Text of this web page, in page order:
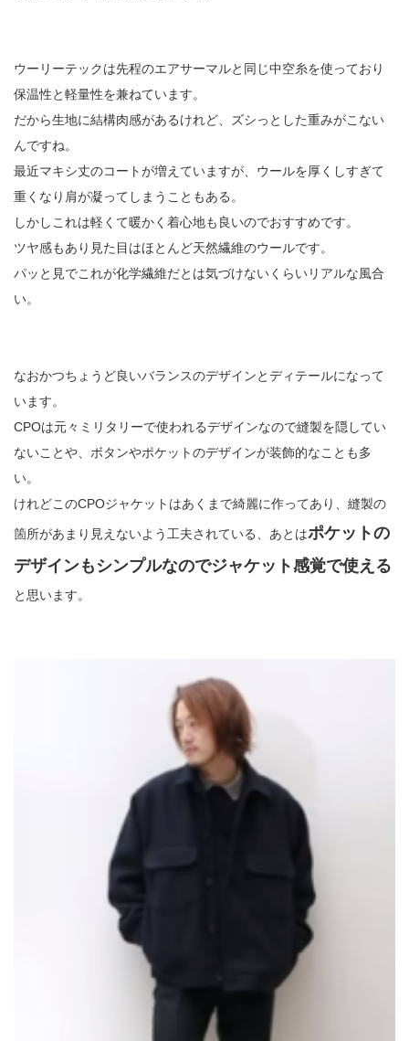
ウーリーテックは先程のエアサーマルと同じ中空糸を使っており
保温性と軽量性を兼ねています。
だから生地に結構肉感があるけれど、ズシっとした重みがこない
んですね。
最近マキシ丈のコートが増えていますが、ウールを厚くしすぎて
重くなり肩が凝ってしまうこともある。
しかしこれは軽くて暖かく着心地も良いのでおすすめです。
ツヤ感もあり見た目はほとんど天然繊維のウールです。
パッと見でこれが化学繊維だとは気づけないくらいリアルな風合
い。
なおかつちょうど良いバランスのデザインとディテールになって
います。
CPOは元々ミリタリーで使われるデザインなので縫製を隠してい
ないことや、ボタンやポケットのデザインが装飾的なことも多
い。
けれどこのCPOジャケットはあくまで綺麗に作ってあり、縫製の
箇所があまり見えないよう工夫されている、あとはポケットの
デザインもシンプルなのでジャケット感覚で使える
と思います。